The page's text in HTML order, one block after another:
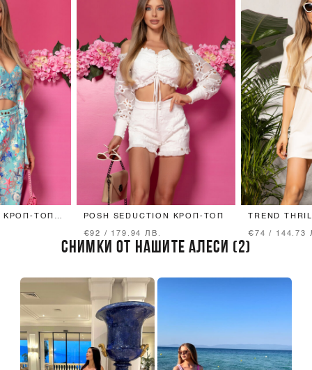
КРОП-ТОП -
POSH SEDUCTION КРОП-ТОП
€92 / 179.94 ЛВ.
TREND
€74 / 144.73
СНИМКИ ОТ НАШИТЕ АЛЕСИ (2)